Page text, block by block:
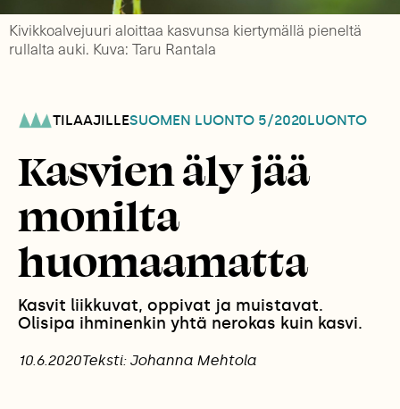
Kivikkoalvejuuri aloittaa kasvunsa kiertymällä pieneltä
rullalta auki. Kuva: Taru Rantala
TILAAJILLESUOMEN LUONTO 5/2020LUONTO
Kasvien äly jää
monilta
huomaamatta
Kasvit liikkuvat, oppivat ja muistavat.
Olisipa ihminenkin yhtä nerokas kuin kasvi.
10.6.2020Teksti: Johanna Mehtola